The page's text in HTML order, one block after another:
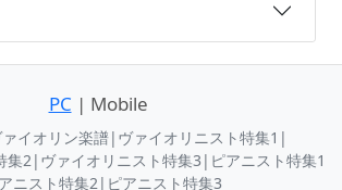
PC | Mobile
イオリン楽譜| ヴァイオリニスト特集1 |
集2 | ヴァイオリニスト特集3 | ピアニスト特集1
ニスト特集2 | ピアニスト特集3